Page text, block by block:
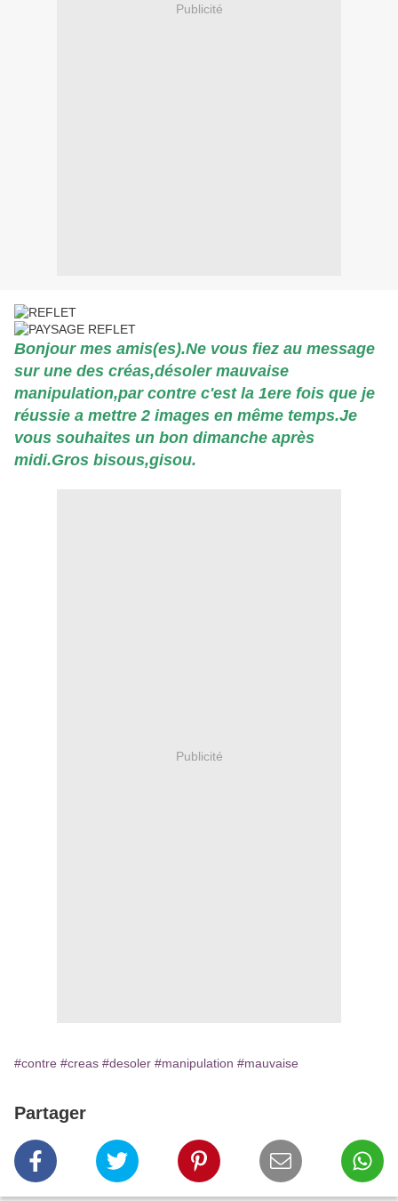
Publicité
Bonjour mes amis(es).Ne vous fiez au message
sur une des créas,désoler mauvaise
manipulation,par contre c'est la 1ere fois que je
réussie a mettre 2 images en même temps.Je
vous souhaites un bon dimanche après
midi.Gros bisous,gisou.
Publicité
#contre #creas #desoler #manipulation #mauvaise
Partager